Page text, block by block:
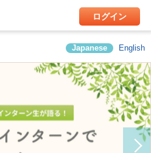
ログイン
Japanese English